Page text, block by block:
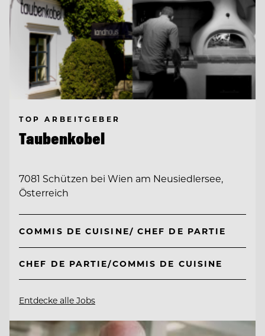
TOP ARBEITGEBER
Taubenkobel
7081 Schützen bei Wien am Neusiedlersee,
Österreich
COMMIS DE CUISINE/ CHEF DE PARTIE
CHEF DE PARTIE/COMMIS DE CUISINE
Entdecke alle Jobs